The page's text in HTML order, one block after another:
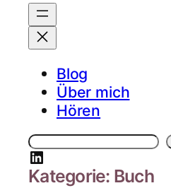
Blog
Über mich
Hören
S
u
c
LinkedIn
Kategorie: Buch